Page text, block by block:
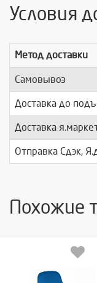
Условия
Метод доставки
Самовывоз
Доставка до
Доставка
Отправка Сдэк,
Похожие